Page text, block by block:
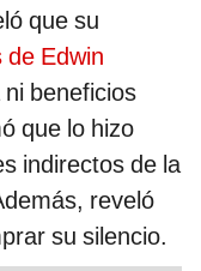
que su
de Edwin
beneficios
que lo hizo
indirectos de la
reveló
su silencio.